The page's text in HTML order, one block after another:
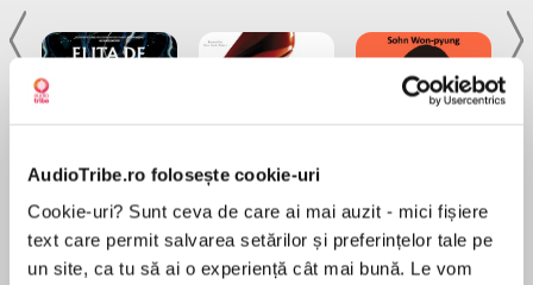
AudioTribe.ro folosește cookie-uri
Cookie-uri? Sunt ceva de care ai mai auzit - mici fișiere
text care permit salvarea setărilor și preferințelor tale pe
un site, ca tu să ai o experiență cât mai bună. Le vom
Elita de Argint (Elita
de...
Dani Francis
Diavolul se îmbracă de
Lauren Weisberger Sohn Won-pyung